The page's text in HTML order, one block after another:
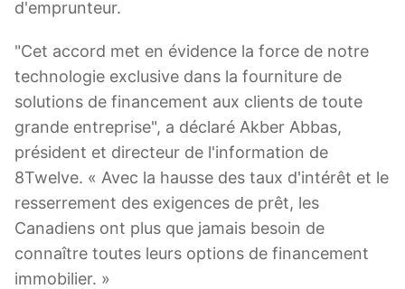
d'emprunteur.
"Cet accord met en évidence la force de notre
technologie exclusive dans la fourniture de
solutions de financement aux clients de toute
grande entreprise", a déclaré Akber Abbas,
président et directeur de l'information de
8Twelve. « Avec la hausse des taux d'intérêt et le
resserrement des exigences de prêt, les
Canadiens ont plus que jamais besoin de
connaître toutes leurs options de financement
immobilier. »